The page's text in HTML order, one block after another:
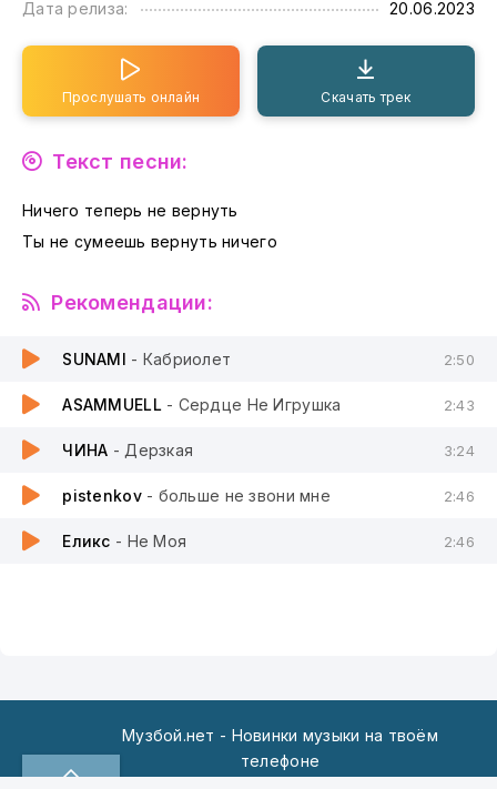
Дата релиза:
20.06.2023
Прослушать онлайн Скачать трек
Текст песни:
Ничего теперь не вернуть
Ты не сумеешь вернуть ничего
Рекомендации:
SUNAMI - Кабриолет 2:50
ASAMMUELL - Сердце Не Игрушка 2:43
ЧИНА - Дерзкая 3:24
pistenkov - больше не звони мне 2:46
Еликс - Не Моя 2:46
Музбой.нет - Новинки музыки на твоём
телефоне